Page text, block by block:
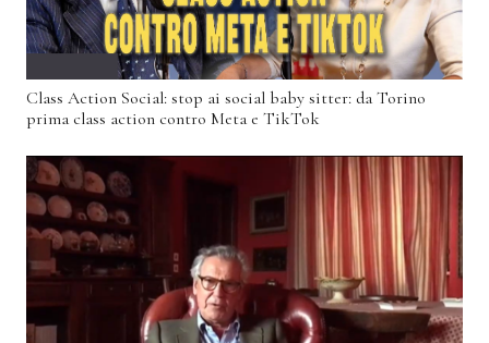
Class Action Social: stop ai social baby sitter: da Torino
prima class action contro Meta e TikTok